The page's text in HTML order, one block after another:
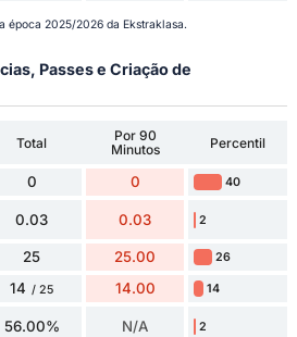
época 2025/2026 da Ekstraklasa.
Passes e Criação de
Total
Por 90
Minutos
Percentil
0 0 40
0.03 0.03 2
25 25.00 26
14 / 25 14.00 14
56.00% N/A 2